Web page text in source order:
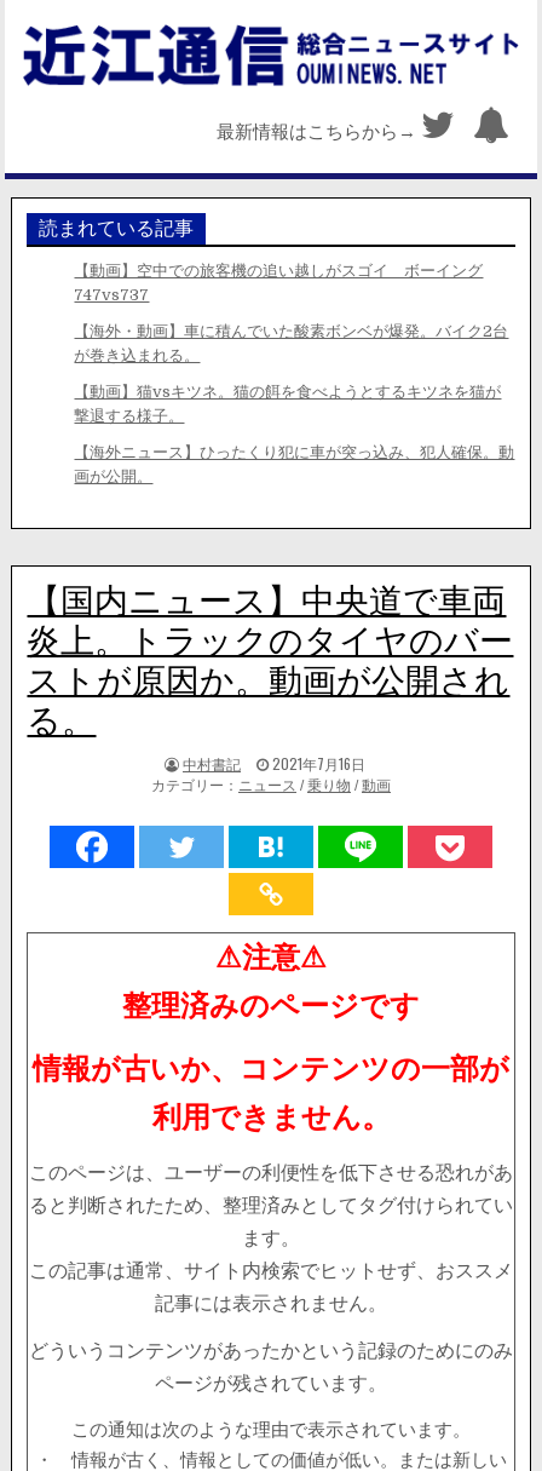
最新情報はこちらから→
読まれている記事
【動画】空中での旅客機の追い越しがスゴイ ボーイング
747vs737
【海外・動画】車に積んでいた酸素ボンベが爆発。バイク2台
が巻き込まれる。
【動画】猫vsキツネ。猫の餌を食べようとするキツネを猫が
撃退する様子。
【海外ニュース】ひったくり犯に車が突っ込み、犯人確保。動
画が公開。
【国内ニュース】中央道で車両
炎上。トラックのタイヤのバー
ストが原因か。動画が公開され
る。
著
者:
中村書記
掲
載
2021年7月16日
カテゴリー： ニュース /乗り物 /動画
⚠注意⚠
整理済みのページです
情報が古いか、コンテンツの一部が
利用できません。
このページは、ユーザーの利便性を低下させる恐れがあ
ると判断されたため、整理済みとしてタグ付けられてい
ます。
この記事は通常、サイト内検索でヒットせず、おススメ
記事には表示されません。
どういうコンテンツがあったかという記録のためにのみ
ページが残されています。
この通知は次のような理由で表示されています。
・ 情報が古く、情報としての価値が低い。または新しい